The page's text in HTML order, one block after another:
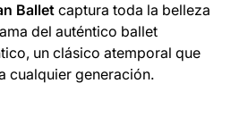
Ballet captura toda la belleza
del auténtico ballet
un clásico atemporal que
cualquier generación.